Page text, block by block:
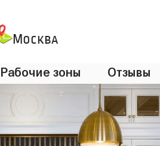
Москва
Рабочие зоны Отзывы